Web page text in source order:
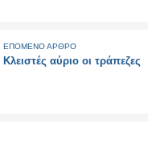
ΕΠΟΜΕΝΟ ΑΡΘΡΟ
Κλειστές αύριο οι τράπεζες